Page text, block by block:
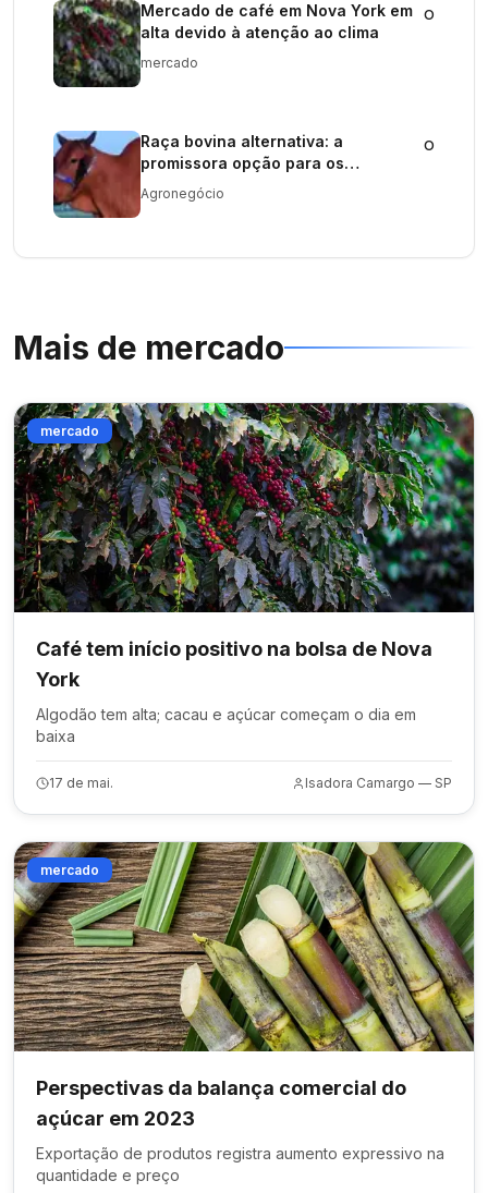
Mercado de café em Nova York em
alta devido à atenção ao clima
mercado
o
Raça bovina alternativa: a
promissora opção para os
produtores agrícolas
Agronegócio
o
Mais de mercado
mercado
Café tem início positivo na bolsa de Nova
York
Algodão tem alta; cacau e açúcar começam o dia em
baixa
17 de mai. Isadora Camargo — SP
mercado
Perspectivas da balança comercial do
açúcar em 2023
Exportação de produtos registra aumento expressivo na
quantidade e preço